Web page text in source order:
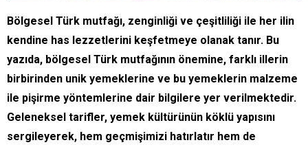
Bölgesel Türk mutfağı, zenginliği ve çeşitliliği ile her ilin
kendine has lezzetlerini keşfetmeye olanak tanır. Bu
yazıda, bölgesel Türk mutfağının önemine, farklı illerin
birbirinden unik yemeklerine ve bu yemeklerin malzeme
ile pişirme yöntemlerine dair bilgilere yer verilmektedir.
Geleneksel tarifler, yemek kültürünün köklü yapısını
sergileyerek, hem geçmişimizi hatırlatır hem de